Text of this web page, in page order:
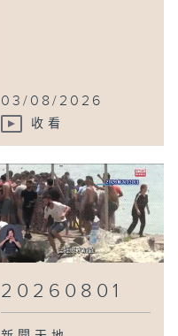
03/08/2026
收看
20260801